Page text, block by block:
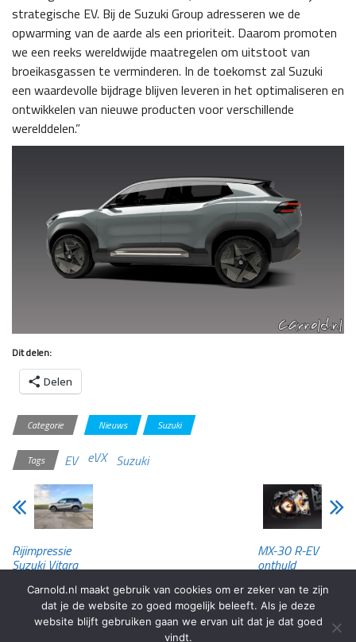
strategische EV. Bij de Suzuki Group adresseren we de
opwarming van de aarde als een prioriteit. Daarom promoten
we een reeks wereldwijde maatregelen om uitstoot van
broeikasgassen te verminderen. In de toekomst zal Suzuki
een waardevolle bijdrage blijven leveren in het optimaliseren en
ontwikkelen van nieuwe producten voor verschillende
werelddelen.”
Dit delen:
Delen
Categorie Nieuws Suzuki
Tags EV eVX Suzuki
Rijimpressie
Suzuki Vitara
MX-30 R-EV
onthuld
Carnold.nl maakt gebruik van cookies om er zeker van te zijn
dat je de website zo goed mogelijk beleeft. Als je deze
website blijft gebruiken gaan we ervan uit dat je dat goed
vindt.